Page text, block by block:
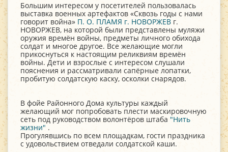
Большим интересом у посетителей пользовалась
выставка военных артефактов «Сквозь годы с нами
говорит война» П. О. ПЛАМЯ г. НОВОРЖЕВ г.
НОВОРЖЕВ, на которой были представлены муляжи
оружия времён войны, предметы личного обихода
солдат и многое другое. Все желающие могли
прикоснуться к настоящим реликвиям времён
войны. Дети и взрослые с интересом слушали
пояснения и рассматривали сапёрные лопатки,
пробитую солдатскую каску, осколки снарядов.
В фойе Районного Дома культуры каждый
желающий мог попробовать плести маскировочную
сеть под руководством волонтёров штаба "Нить
жизни" .
Прогулявшись по всем площадкам, гости праздника
с удовольствием отведали солдатской каши.